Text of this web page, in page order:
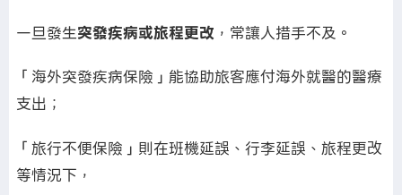
一旦發生突發疾病或旅程更改 ，常讓人措手不及。
「海外突發疾病保險」能協助旅客應付海外就醫的醫療
支出；
「旅行不便保險」則在班機延誤、行李延誤、旅程更改
等情況下，